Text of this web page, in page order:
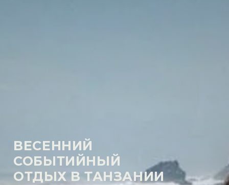
ВЕСЕННИЙ
СОБЫТИЙНЫЙ
ОТДЫХ В ТАНЗАНИИ